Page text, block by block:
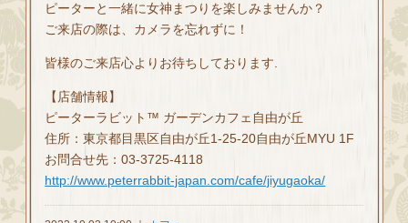
ピーターと一緒に女神まつりを楽しみませんか？
ご来店の際は、カメラを忘れずに！
皆様のご来店心よりお待ちしております.
【店舗情報】
ピーターラビット™ ガーデンカフェ自由が丘
住所：東京都目黒区自由が丘1-25-20自由が丘MYU 1F
お問合せ先：03-3725-4118
http://www.peterrabbit-japan.com/cafe/jiyugaoka/